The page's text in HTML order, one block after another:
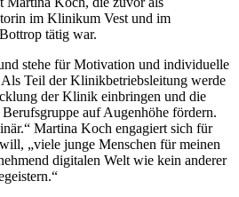
im Klinikum Vest und im
tätig war.
stehe für Motivation und individuelle
Teil der Klinikbetriebsleitung werde
der Klinik einbringen und die
auf Augenhöhe fördern.
Martina Koch engagiert sich für
„viele junge Menschen für meinen
digitalen Welt wie kein anderer